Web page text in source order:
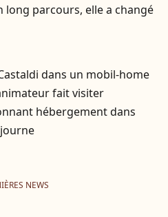
long parcours, elle a changé
dans un mobil-home
fait visiter
hébergement dans
NEWS